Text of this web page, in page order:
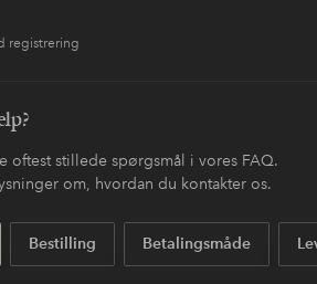
registrering
oftest stillede spørgsmål i vores FAQ.
om, hvordan du kontakter os.
Bestilling Betalingsmåde